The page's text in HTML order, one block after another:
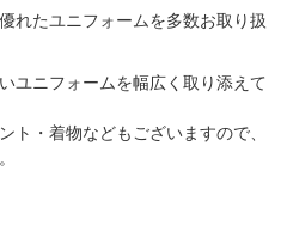
れたユニフォームを多数お取り扱
ユニフォームを幅広く取り添えて
ト・着物などもございますので、